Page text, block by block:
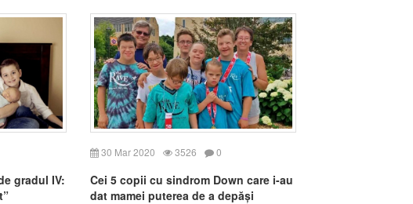
gradul IV:
30 Mar 2020 3526 0
Cei 5 copii cu sindrom Down care i-au
dat mamei puterea de a depăși